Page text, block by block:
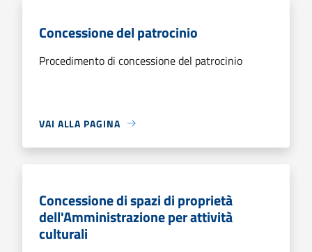
Concessione del patrocinio
Procedimento di concessione del patrocinio
VAI ALLA PAGINA
Concessione di spazi di proprietà
dell'Amministrazione per attività
culturali